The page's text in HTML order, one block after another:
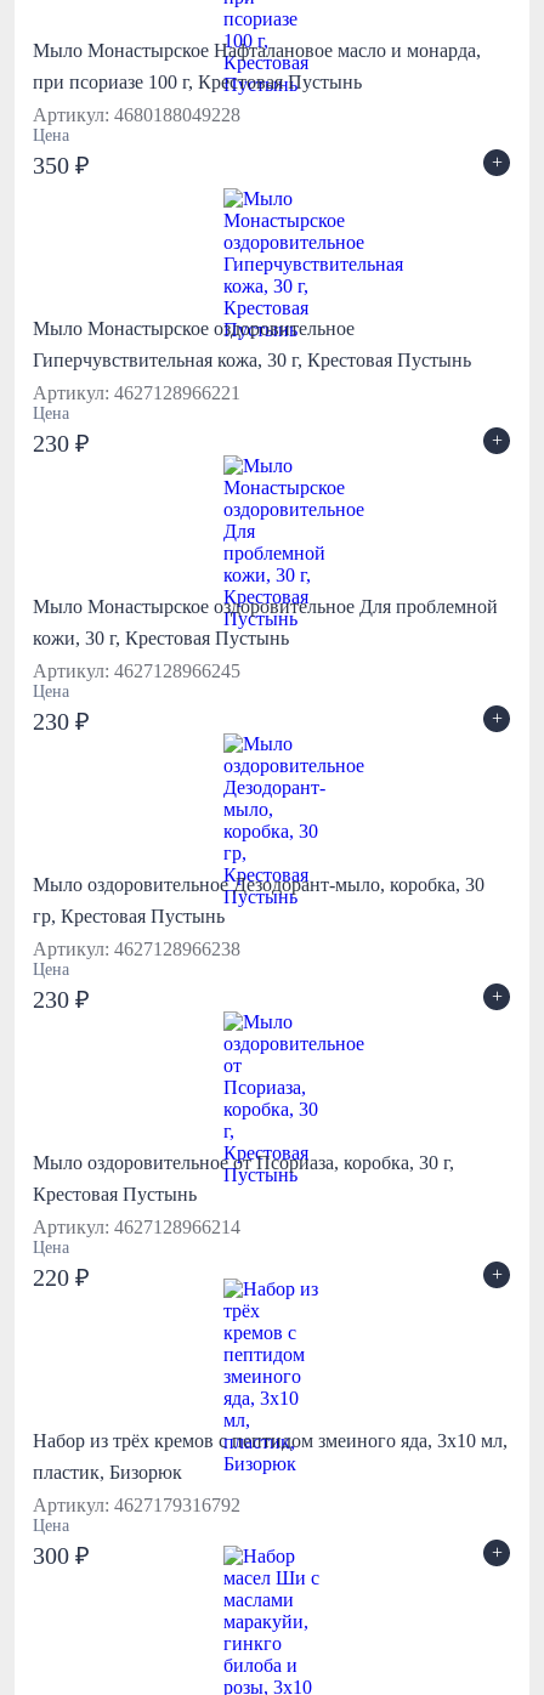
Мыло Монастырское Нафталановое масло и монарда,
при псориазе 100 г, Крестовая Пустынь
Артикул: 4680188049228
Цена
350 ₽ +
Мыло Монастырское оздоровительное
Гиперчувствительная кожа, 30 г, Крестовая Пустынь
Артикул: 4627128966221
Цена
230 ₽ +
Мыло Монастырское оздоровительное Для проблемной
кожи, 30 г, Крестовая Пустынь
Артикул: 4627128966245
Цена
230 ₽ +
Мыло оздоровительное Дезодорант-мыло, коробка, 30
гр, Крестовая Пустынь
Артикул: 4627128966238
Цена
230 ₽ +
Мыло оздоровительное от Псориаза, коробка, 30 г,
Крестовая Пустынь
Артикул: 4627128966214
Цена
220 ₽ +
Набор из трёх кремов с пептидом змеиного яда, 3х10 мл,
пластик, Бизорюк
Артикул: 4627179316792
Цена
300 ₽ +